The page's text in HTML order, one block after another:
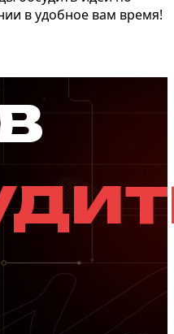
в удобное вам время!